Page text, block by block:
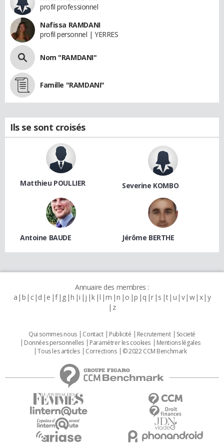
profil professionnel
Nafissa RAMDANI
profil personnel | YERRES
Nom "RAMDANI"
Famille "RAMDANI"
Ils se sont croisés
Matthieu POULLIER Severine KOMBO
Antoine BAUDE Jérôme BERTHE
Annuaire des membres :
a b c d e f g h i j k l m n o p q r s t u v w x y
z
Qui sommes nous Contact Publicité Recrutement
Societé
Données personnelles
Paramétrer les cookies
Mentions légales
Tous les articles
Corrections © 2022 CCM Benchmark